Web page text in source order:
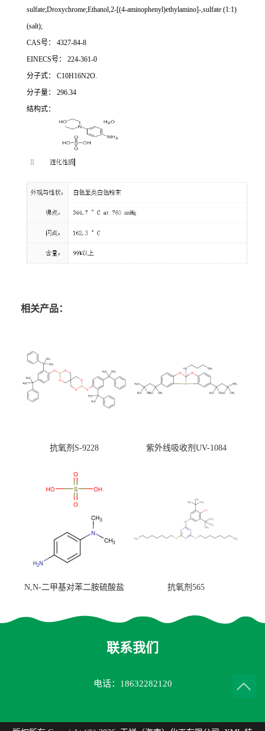
sulfate;Droxychrome;Ethanol,2-[(4-aminophenyl)ethylamino]-,sulfate (1:1)
(salt);
CAS号： 4327-84-8
EINECS号： 224-361-0
分子式：
C10H16N2O.
分子量：
296.34
结构式：
相关产品：
抗氧剂S-9228 紫外线吸收剂UV-1084
N,N-二甲基对苯二胺硫酸盐 抗氧剂565
联系我们
电话：18632282120